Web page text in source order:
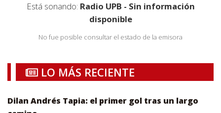
Está sonando: Radio UPB - Sin información
disponible
No fue posible consultar el estado de la emisora
LO MÁS RECIENTE
Dilan Andrés Tapia: el primer gol tras un largo